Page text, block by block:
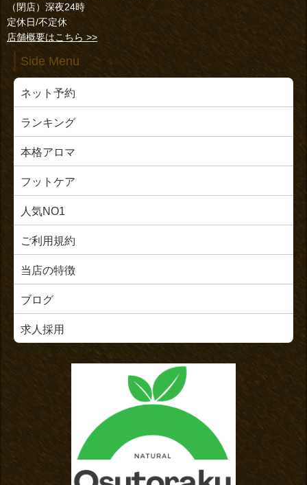
（閉店）深夜24時
定休日/不定休
店舗概要はこちら >>
Side Menu
ネット予約
ランキング
本格アロマ
フットケア
人気NO1
ご利用規約
当店の特徴
ブログ
求人採用